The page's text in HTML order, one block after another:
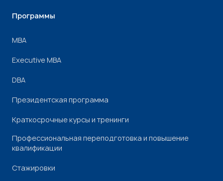
Программы
МВА
Executive MBA
DBA
Президентская программа
Краткосрочные курсы и тренинги
Профессиональная переподготовка и повышение
квалификации
Стажировки